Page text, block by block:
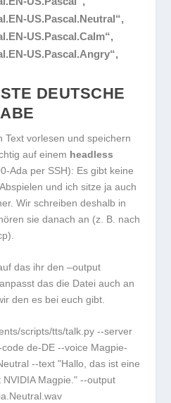
US.Pascal.Neutral“,
US.Pascal.Calm“,
US.Pascal.Angry“,
DEUTSCHE
Text vorlesen und speichern
auf einem headless
Ada per SSH): Es gibt keine
und ich sitze ja auch
Wir schreiben deshalb in
sie danach an (z. B. nach
).
das ihr den –output
das die Datei auch an
den es bei euch gibt.
scripts/tts/talk.py --server
de-DE --voice Magpie-
--text "Hallo, das ist eine
Magpie." --output